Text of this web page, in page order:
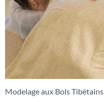
Modelage aux Bols Tibétains